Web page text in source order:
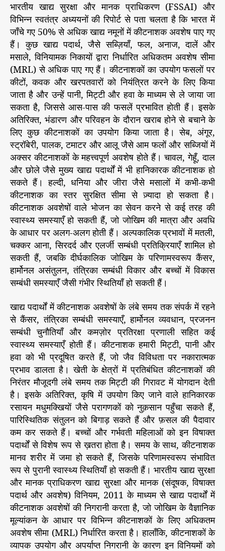
भारतीय खाद्य सुरक्षा और मानक प्राधिकरण (FSSAI) और
विभिन्न स्वतंत्र अध्ययनों की रिपोर्ट से पता चलता है कि भारत में
जाँचे गए 50% से अधिक खाद्य नमूनों में कीटनाशक अवशेष पाए गए
हैं। कुछ खाद्य पदार्थ, जैसे सब्ज़ियाँ, फल, अनाज, दालें और
मसाले, विनियामक निकायों द्वारा निर्धारित अधिकतम अवशेष सीमा
(MRL) से अधिक पाए गए हैं। कीटनाशकों का उपयोग फसलों पर
कीटों, कवक और खरपतवारों को नियंत्रित करने के लिए किया
जाता है और उन्हें पानी, मिट्टी और हवा के माध्यम से ले जाया जा
सकता है, जिससे आस-पास की फसलें प्रभावित होती हैं। इसके
अतिरिक्त, भंडारण और परिवहन के दौरान खराब होने से बचाने के
लिए कुछ कीटनाशकों का उपयोग किया जाता है। सेब, अंगूर,
स्ट्रॉबेरी, पालक, टमाटर और आलू जैसे आम फलों और सब्जियों में
अक्सर कीटनाशकों के महत्त्वपूर्ण अवशेष होते हैं। चावल, गेहूँ, दाल
और छोले जैसे मुख्य खाद्य पदार्थों में भी हानिकारक कीटनाशक हो
सकते हैं। हल्दी, धनिया और जीरा जैसे मसालों में कभी-कभी
कीटनाशक का स्तर सुरक्षित सीमा से ज़्यादा हो सकता है।
कीटनाशक अवशेषों वाले भोजन का सेवन करने से कई तरह की
स्वास्थ्य समस्याएँ हो सकती हैं, जो जोखिम की मात्रा और अवधि
के आधार पर अलग-अलग होती हैं। अल्पकालिक प्रभावों में मतली,
चक्कर आना, सिरदर्द और एलर्जी सम्बंधी प्रतिक्रियाएँ शामिल हो
सकती हैं, जबकि दीर्घकालिक जोखिम के परिणामस्वरूप कैंसर,
हार्मोनल असंतुलन, तंत्रिका सम्बंधी विकार और बच्चों में विकास
सम्बंधी समस्याएँ जैसी गंभीर स्थितियाँ हो सकती हैं।
खाद्य पदार्थों में कीटनाशक अवशेषों के लंबे समय तक संपर्क में रहने
से कैंसर, तंत्रिका सम्बंधी समस्याएँ, हार्मोनल व्यवधान, प्रजनन
सम्बंधी चुनौतियाँ और कमज़ोर प्रतिरक्षा प्रणाली सहित कई
स्वास्थ्य समस्याएँ होती हैं। कीटनाशक हमारी मिट्टी, पानी और
हवा को भी प्रदूषित करते हैं, जो जैव विविधता पर नकारात्मक
प्रभाव डालता है। खेती के क्षेत्रों में प्रतिबंधित कीटनाशकों की
निरंतर मौजूदगी लंबे समय तक मिट्टी की गिरावट में योगदान देती
है। इसके अतिरिक्त, कृषि में उपयोग किए जाने वाले हानिकारक
रसायन मधुमक्खियों जैसे परागणकों को नुक़सान पहुँचा सकते हैं,
पारिस्थितिक संतुलन को बिगाड़ सकते हैं और फ़सल की पैदावार
कम कर सकते हैं। बच्चों और गर्भवती महिलाओं को इन विषाक्त
पदार्थों से विशेष रूप से ख़तरा होता है। समय के साथ, कीटनाशक
मानव शरीर में जमा हो सकते हैं, जिसके परिणामस्वरूप संभावित
रूप से पुरानी स्वास्थ्य स्थितियाँ हो सकती हैं। भारतीय खाद्य सुरक्षा
और मानक प्राधिकरण खाद्य सुरक्षा और मानक (संदूषक, विषाक्त
पदार्थ और अवशेष) विनियम, 2011 के माध्यम से खाद्य पदार्थों में
कीटनाशक अवशेषों की निगरानी करता है, जो जोखिम के वैज्ञानिक
मूल्यांकन के आधार पर विभिन्न कीटनाशकों के लिए अधिकतम
अवशेष सीमा (MRL) निर्धारित करता है। हालाँकि, कीटनाशकों के
व्यापक उपयोग और अपर्याप्त निगरानी के कारण इन विनियमों को